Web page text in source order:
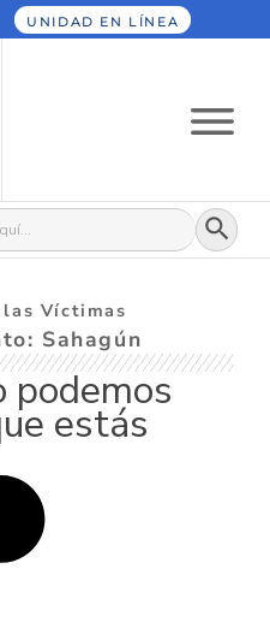
UNIDAD EN LÍNEA
Botón
Víctimas
Sahagún
podemos
estás